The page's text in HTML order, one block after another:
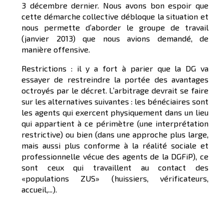
3 décembre dernier. Nous avons bon espoir que
cette démarche collective débloque la situation et
nous permette d’aborder le groupe de travail
(janvier 2013) que nous avions demandé, de
manière offensive.
Restrictions : il y a fort à parier que la DG va
essayer de restreindre la portée des avantages
octroyés par le décret. L’arbitrage devrait se faire
sur les alternatives suivantes : les bénéciaires sont
les agents qui exercent physiquement dans un lieu
qui appartient à ce périmètre (une interprétation
restrictive) ou bien (dans une approche plus large,
mais aussi plus conforme à la réalité sociale et
professionnelle vécue des agents de la DGFiP), ce
sont ceux qui travaillent au contact des
«populations ZUS» (huissiers, vérificateurs,
accueil,...).